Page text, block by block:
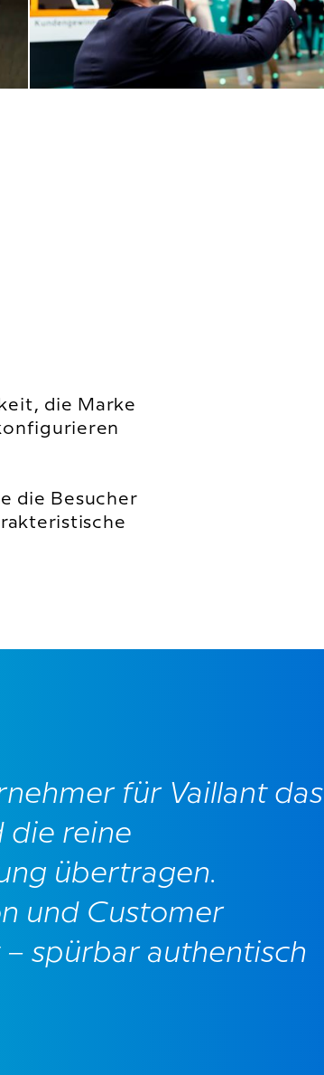
die Marke
die Besucher
für Vaillant das
die reine
übertragen.
und Customer
spürbar authentisch